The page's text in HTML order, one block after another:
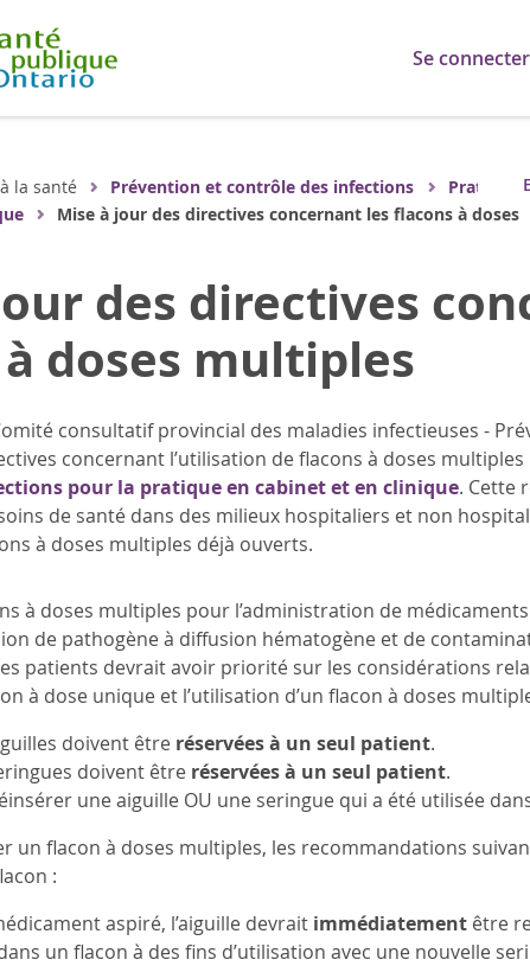
Se connecter
la santé Prévention et contrôle des infections
Pratiques
Mise à jour des directives concernant les flacons à doses
des directives
doses multiples
consultatif provincial des maladies infectieuses -
concernant l’utilisation de flacons à doses
pour la pratique en cabinet et en clinique. Cette
de santé dans des milieux hospitaliers et non
à doses multiples déjà ouverts.
à doses multiples pour l’administration de
de pathogène à diffusion hématogène et de
patients devrait avoir priorité sur les considérations
à dose unique et l’utilisation d’un flacon à doses
doivent être réservées à un seul patient.
doivent être réservées à un seul patient.
une aiguille OU une seringue qui a été utilisée
un flacon à doses multiples, les recommandations
:
aspiré, l’aiguille devrait immédiatement être
un flacon à des fins d’utilisation avec une nouvelle